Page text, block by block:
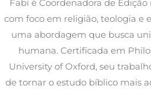
Fabi é Coordenadora de
com foco em religião, teologia e
uma abordagem que busca
humana. Certificada em
University of Oxford, seu
de tornar o estudo bíblico mais